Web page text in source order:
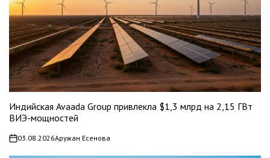
Индийская Avaada Group привлекла $1,3 млрд на 2,15 ГВт
ВИЭ-мощностей
on03.08.2026Аружан Есенова